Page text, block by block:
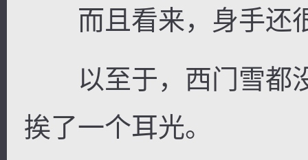
而且看来，身手还
以至于，西门雪都
挨了一个耳光。